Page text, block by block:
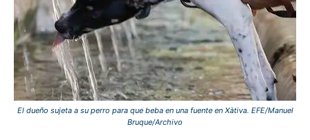
El dueño sujeta a su perro para que beba en una fuente en Xàtiva. EFE/Manuel
Bruque/Archivo